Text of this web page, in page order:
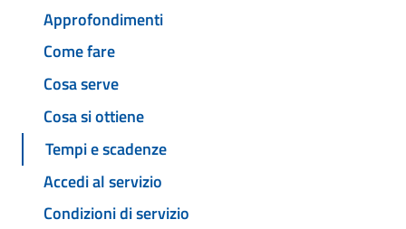
Approfondimenti
Come fare
Cosa serve
Cosa si ottiene
Tempi e scadenze
Accedi al servizio
Condizioni di servizio